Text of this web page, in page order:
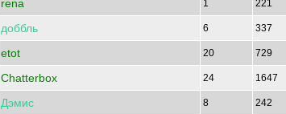
rena 1 221
доббль 6 337
etot 20 729
Chatterbox 24 1647
Дэмис 8 242